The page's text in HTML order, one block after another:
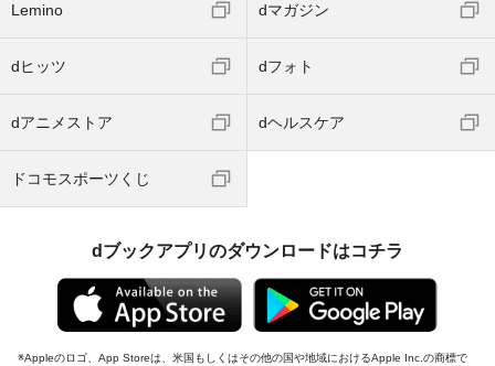
Lemino dマガジン
dヒッツ dフォト
dアニメストア dヘルスケア
ドコモスポーツくじ
dブックアプリのダウンロードはコチラ
Appleのロゴ、App Storeは、米国もしくはその他の国や地域におけるApple Inc.の商標で